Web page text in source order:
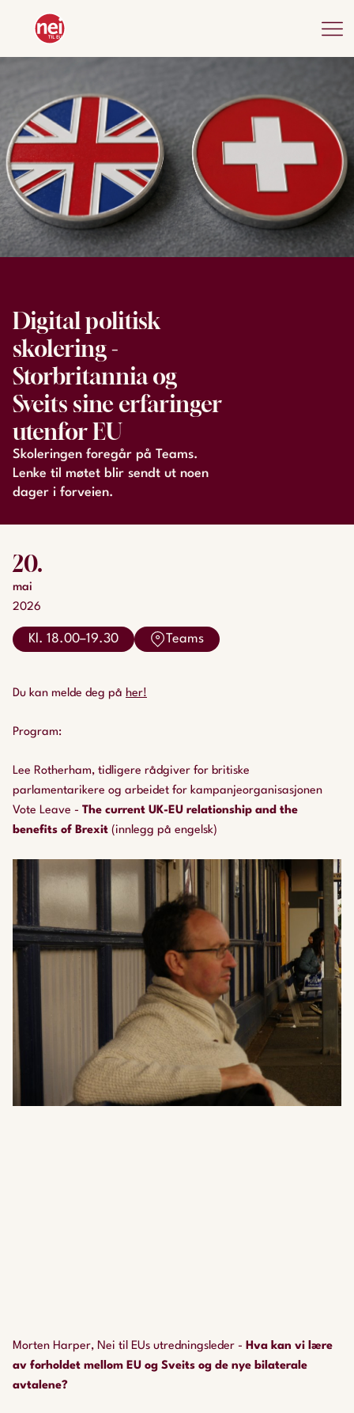
Digital politisk
skolering -
Storbritannia og
Sveits sine erfaringer
utenfor EU
Skoleringen foregår på Teams.
Lenke til møtet blir sendt ut noen
dager i forveien.
20.
mai
2026
Kl. 18.00–19.30 Teams
Du kan melde deg på her!
Program:
Lee Rotherham, tidligere rådgiver for britiske
parlamentarikere og arbeidet for kampanjeorganisasjonen
Vote Leave - The current UK-EU relationship and the
benefits of Brexit (innlegg på engelsk)
Morten Harper, Nei til EUs utredningsleder - Hva kan vi lære
av forholdet mellom EU og Sveits og de nye bilaterale
avtalene?